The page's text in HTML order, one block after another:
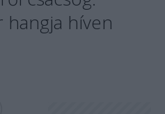
hangja híven